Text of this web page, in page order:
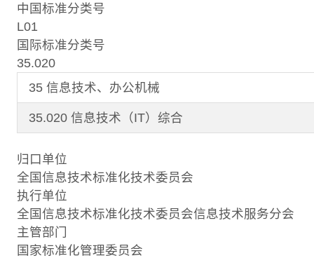
中国标准分类号
L01
国际标准分类号
35.020
35 信息技术、办公机械
35.020 信息技术（IT）综合
归口单位
全国信息技术标准化技术委员会
执行单位
全国信息技术标准化技术委员会信息技术服务分会
主管部门
国家标准化管理委员会